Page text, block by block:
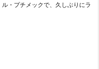
・プチメックで、久しぶりにラ